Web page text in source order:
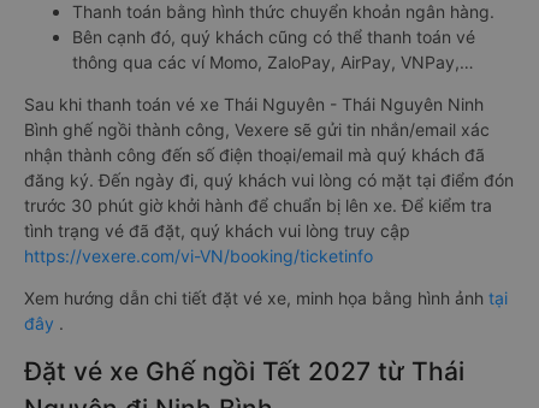
Thanh toán bằng hình thức chuyển khoản ngân hàng.
Bên cạnh đó, quý khách cũng có thể thanh toán vé
thông qua các ví Momo, ZaloPay, AirPay, VNPay,…
Sau khi thanh toán vé xe Thái Nguyên - Thái Nguyên Ninh
Bình ghế ngồi thành công, Vexere sẽ gửi tin nhắn/email xác
nhận thành công đến số điện thoại/email mà quý khách đã
đăng ký. Đến ngày đi, quý khách vui lòng có mặt tại điểm đón
trước 30 phút giờ khởi hành để chuẩn bị lên xe. Để kiểm tra
tình trạng vé đã đặt, quý khách vui lòng truy cập
https://vexere.com/vi-VN/booking/ticketinfo
Xem hướng dẫn chi tiết đặt vé xe, minh họa bằng hình ảnh tại
đây .
Đặt vé xe Ghế ngồi Tết 2027 từ Thái